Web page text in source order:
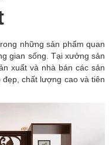
những sản phẩm quan
gian sống. Tại xưởng sản
xuất và nhà bán các sản
đẹp, chất lượng cao và tiên